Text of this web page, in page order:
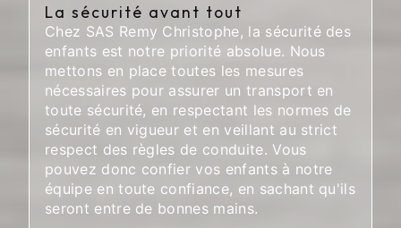
La sécurité avant tout
Chez SAS Remy Christophe, la sécurité des
enfants est notre priorité absolue. Nous
mettons en place toutes les mesures
nécessaires pour assurer un transport en
toute sécurité, en respectant les normes de
sécurité en vigueur et en veillant au strict
respect des règles de conduite. Vous
pouvez donc confier vos enfants à notre
équipe en toute confiance, en sachant qu'ils
seront entre de bonnes mains.